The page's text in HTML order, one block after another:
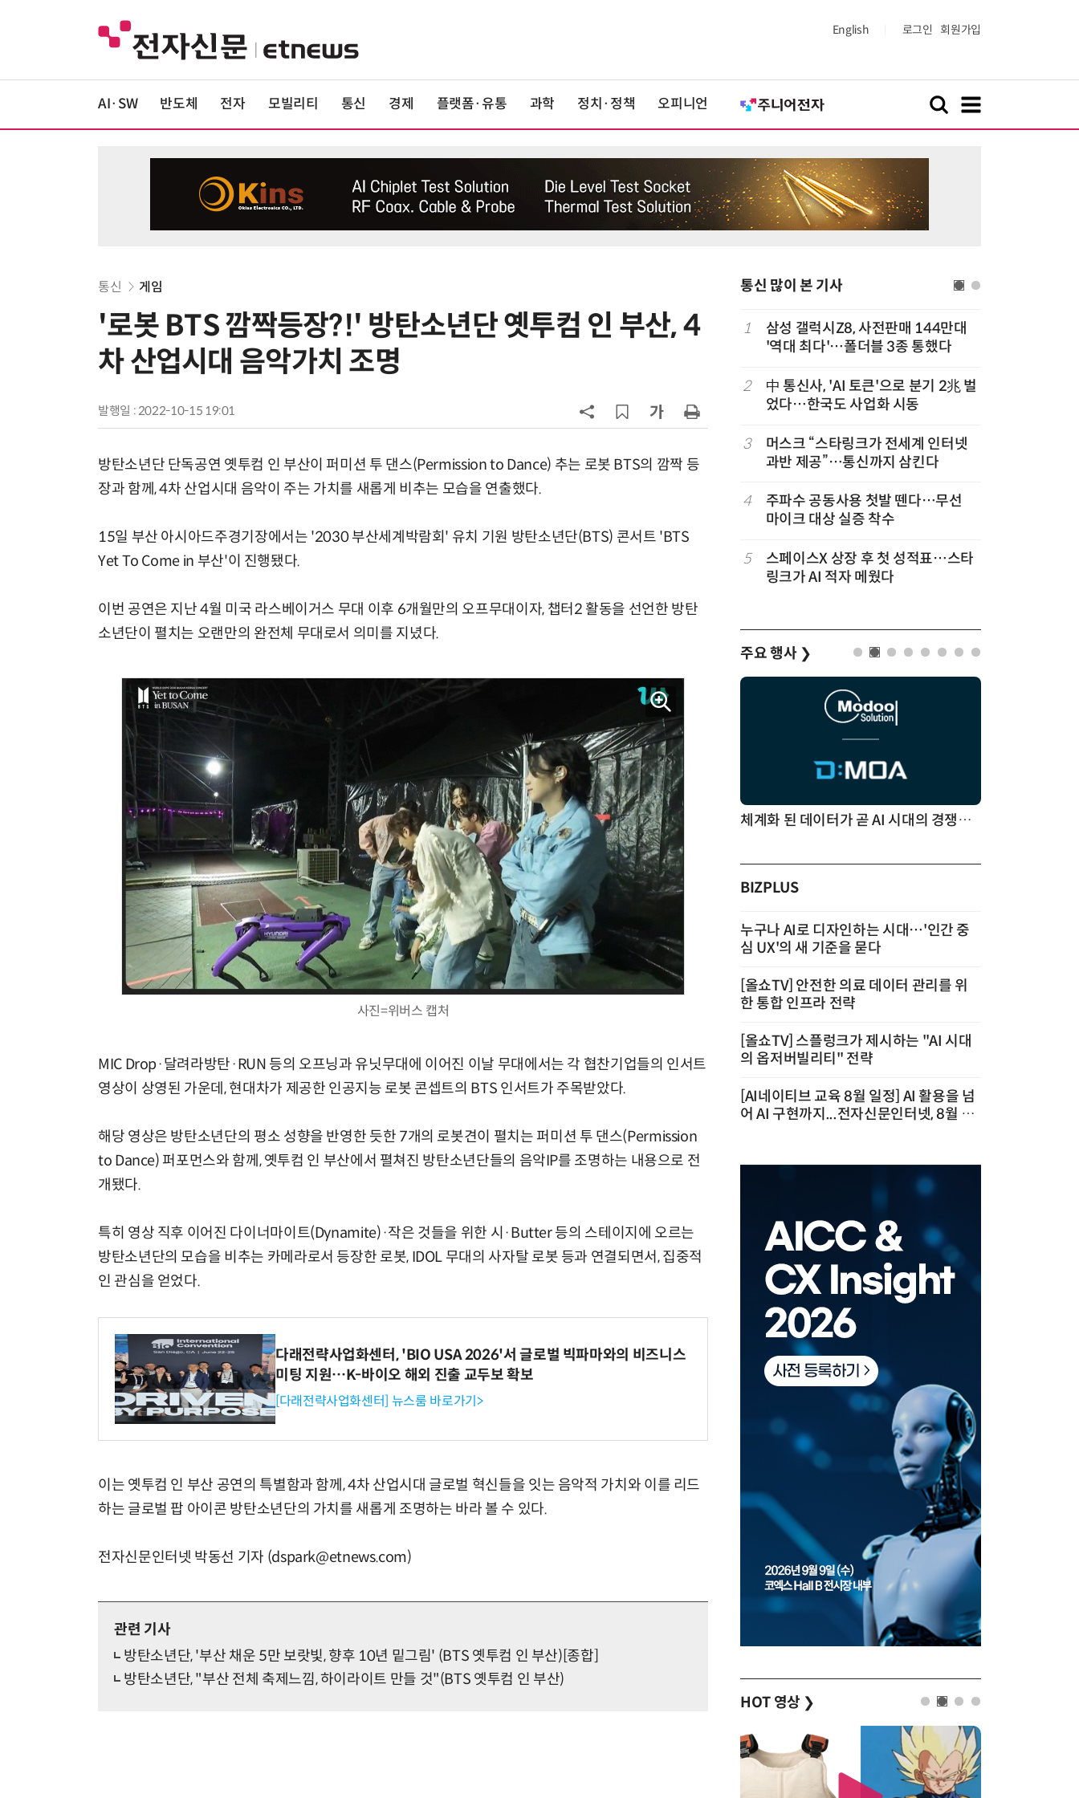
English 로그인 회원가입
AI·SW 반도체 전자 모빌리티 통신 경제 플랫폼·유통 과학 정치·정책 오피니언
통신 게임
'로봇 BTS 깜짝등장?!' 방탄소년단 옛투컴 인 부산, 4
차 산업시대 음악가치 조명
발행일 : 2022-10-15 19:01
방탄소년단 단독공연 옛투컴 인 부산이 퍼미션 투 댄스(Permission to Dance) 추는 로봇 BTS의 깜짝 등
장과 함께, 4차 산업시대 음악이 주는 가치를 새롭게 비추는 모습을 연출했다.
15일 부산 아시아드주경기장에서는 '2030 부산세계박람회' 유치 기원 방탄소년단(BTS) 콘서트 'BTS
Yet To Come in 부산'이 진행됐다.
이번 공연은 지난 4월 미국 라스베이거스 무대 이후 6개월만의 오프무대이자, 챕터2 활동을 선언한 방탄
소년단이 펼치는 오랜만의 완전체 무대로서 의미를 지녔다.
사진=위버스 캡처
MIC Drop·달려라방탄·RUN 등의 오프닝과 유닛무대에 이어진 이날 무대에서는 각 협찬기업들의 인서트
영상이 상영된 가운데, 현대차가 제공한 인공지능 로봇 콘셉트의 BTS 인서트가 주목받았다.
해당 영상은 방탄소년단의 평소 성향을 반영한 듯한 7개의 로봇견이 펼치는 퍼미션 투 댄스(Permission
to Dance) 퍼포먼스와 함께, 옛투컴 인 부산에서 펼쳐진 방탄소년단들의 음악IP를 조명하는 내용으로 전
개됐다.
특히 영상 직후 이어진 다이너마이트(Dynamite)·작은 것들을 위한 시·Butter 등의 스테이지에 오르는
방탄소년단의 모습을 비추는 카메라로서 등장한 로봇, IDOL 무대의 사자탈 로봇 등과 연결되면서, 집중적
인 관심을 얻었다.
다래전략사업화센터, 'BIO USA 2026'서 글로벌 빅파마와의 비즈니스
미팅 지원…K-바이오 해외 진출 교두보 확보
[다래전략사업화센터] 뉴스룸 바로가기>
이는 옛투컴 인 부산 공연의 특별함과 함께, 4차 산업시대 글로벌 혁신들을 잇는 음악적 가치와 이를 리드
하는 글로벌 팝 아이콘 방탄소년단의 가치를 새롭게 조명하는 바라 볼 수 있다.
전자신문인터넷 박동선 기자 (dspark@etnews.com)
관련 기사
방탄소년단, '부산 채운 5만 보랏빛, 향후 10년 밑그림' (BTS 옛투컴 인 부산)[종합]
방탄소년단, "부산 전체 축제느낌, 하이라이트 만들 것"(BTS 옛투컴 인 부산)
통신 많이 본 기사
6
중고폰 안심 인증 50곳 돌파…고객
원…개발자 90%에 無수수료
달 없이 단계적 확장”
국산 AI 반도체로 피지컬 AI 실증…
1
삼성 갤럭시Z8, 사전판매 144만대
'역대 최다'…폴더블 3종 통했다
2
中 통신사, 'AI 토큰'으로 분기 2兆 벌
었다…한국도 사업화 시동
3
머스크 “스타링크가 전세계 인터넷
과반 제공”…통신까지 삼킨다
4
주파수 공동사용 첫발 뗀다…무선
마이크 대상 실증 착수
5
스페이스X 상장 후 첫 성적표…스타
링크가 AI 적자 메웠다
주요 행사 ❯
AI Native Enterprise를 지원하는 AI Ready Data 플랫폼 활용 전략 체계화 된 데이터가 곧 AI 시대의 경쟁력이다
BIZPLUS
누구나 AI로 디자인하는 시대…'인간 중
심 UX'의 새 기준을 묻다
[올쇼TV] 안전한 의료 데이터 관리를 위
한 통합 인프라 전략
[올쇼TV] 스플렁크가 제시하는 "AI 시대
의 옵저버빌리티" 전략
[AI네이티브 교육 8월 일정] AI 활용을 넘
어 AI 구현까지...전자신문인터넷, 8월 실
HOT 영상 ❯